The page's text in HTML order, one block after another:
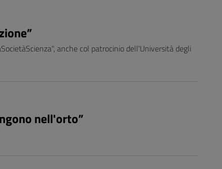
anche col patrocinio dell'Università degli
nell'orto”